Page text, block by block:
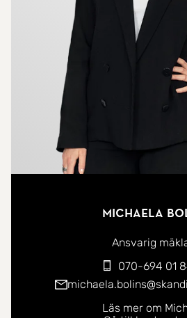
finns även ett garage med
Observera att fastigheten
med friskrivningsklausul.
Klangberget är ett trivsamt
närhet till både Högbo Bruk,
Västanbyns skola och
och skidspår i naturnära miljö.
Välkommen hem!
Michaela
Ansvarig
070-694 01
Läs mer om